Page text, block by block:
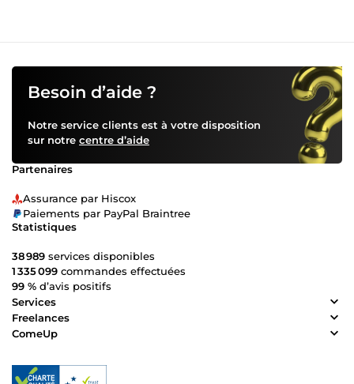
Besoin d’aide ?
Notre service clients est à votre disposition
sur notre centre d’aide
Partenaires
Assurance par Hiscox
Paiements par PayPal Braintree
Statistiques
38 989 services disponibles
1 335 099 commandes effectuées
99 % d’avis positifs
Services
Freelances
ComeUp